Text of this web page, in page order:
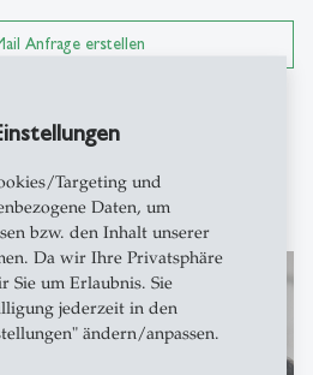
Targeting und
Daten, um
bzw. den Inhalt unserer
Da wir Ihre Privatsphäre
Sie um Erlaubnis. Sie
jederzeit in den
ändern/anpassen.
Anfrage erstellen